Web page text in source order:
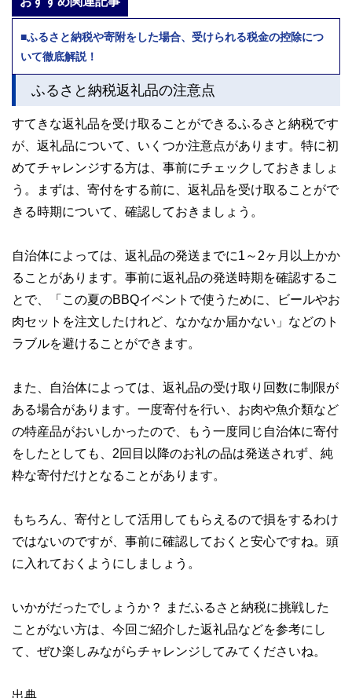
■ふるさと納税や寄附をした場合、受けられる税金の控除につ
いて徹底解説！
ふるさと納税返礼品の注意点
すてきな返礼品を受け取ることができるふるさと納税です
が、返礼品について、いくつか注意点があります。特に初
めてチャレンジする方は、事前にチェックしておきましょ
う。まずは、寄付をする前に、返礼品を受け取ることがで
きる時期について、確認しておきましょう。
自治体によっては、返礼品の発送までに1～2ヶ月以上かか
ることがあります。事前に返礼品の発送時期を確認するこ
とで、「この夏のBBQイベントで使うために、ビールやお
肉セットを注文したけれど、なかなか届かない」などのト
ラブルを避けることができます。
また、自治体によっては、返礼品の受け取り回数に制限が
ある場合があります。一度寄付を行い、お肉や魚介類など
の特産品がおいしかったので、もう一度同じ自治体に寄付
をしたとしても、2回目以降のお礼の品は発送されず、純
粋な寄付だけとなることがあります。
もちろん、寄付として活用してもらえるので損をするわけ
ではないのですが、事前に確認しておくと安心ですね。頭
に入れておくようにしましょう。
いかがだったでしょうか？ まだふるさと納税に挑戦した
ことがない方は、今回ご紹介した返礼品などを参考にし
て、ぜひ楽しみながらチャレンジしてみてくださいね。
出典